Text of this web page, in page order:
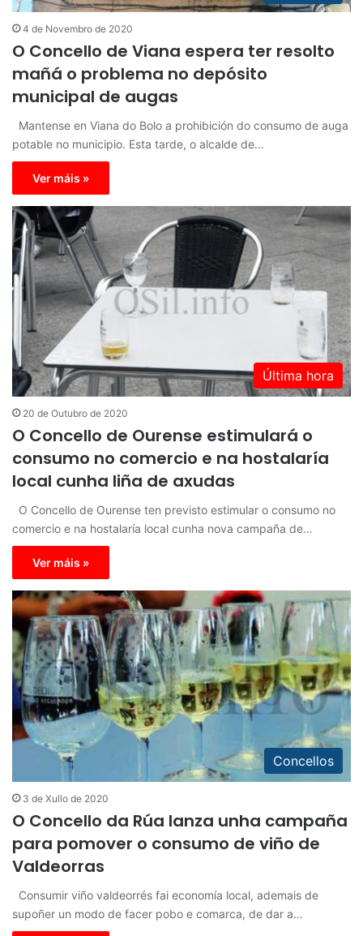
4 de Novembro de 2020
O Concello de Viana espera ter resolto
mañá o problema no depósito
municipal de augas
Mantense en Viana do Bolo a prohibición do consumo de auga
potable no municipio. Esta tarde, o alcalde de…
Ver máis »
Última hora
20 de Outubro de 2020
O Concello de Ourense estimulará o
consumo no comercio e na hostalaría
local cunha liña de axudas
O Concello de Ourense ten previsto estimular o consumo no
comercio e na hostalaría local cunha nova campaña de…
Ver máis »
Concellos
3 de Xullo de 2020
O Concello da Rúa lanza unha campaña
para pomover o consumo de viño de
Valdeorras
Consumir viño valdeorrés fai economía local, ademais de
supoñer un modo de facer pobo e comarca, de dar a…